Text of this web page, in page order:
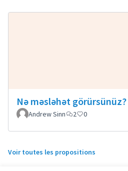
Nə məsləhət görürsünüz?
Andrew Sinn
2 0
Voir toutes les propositions